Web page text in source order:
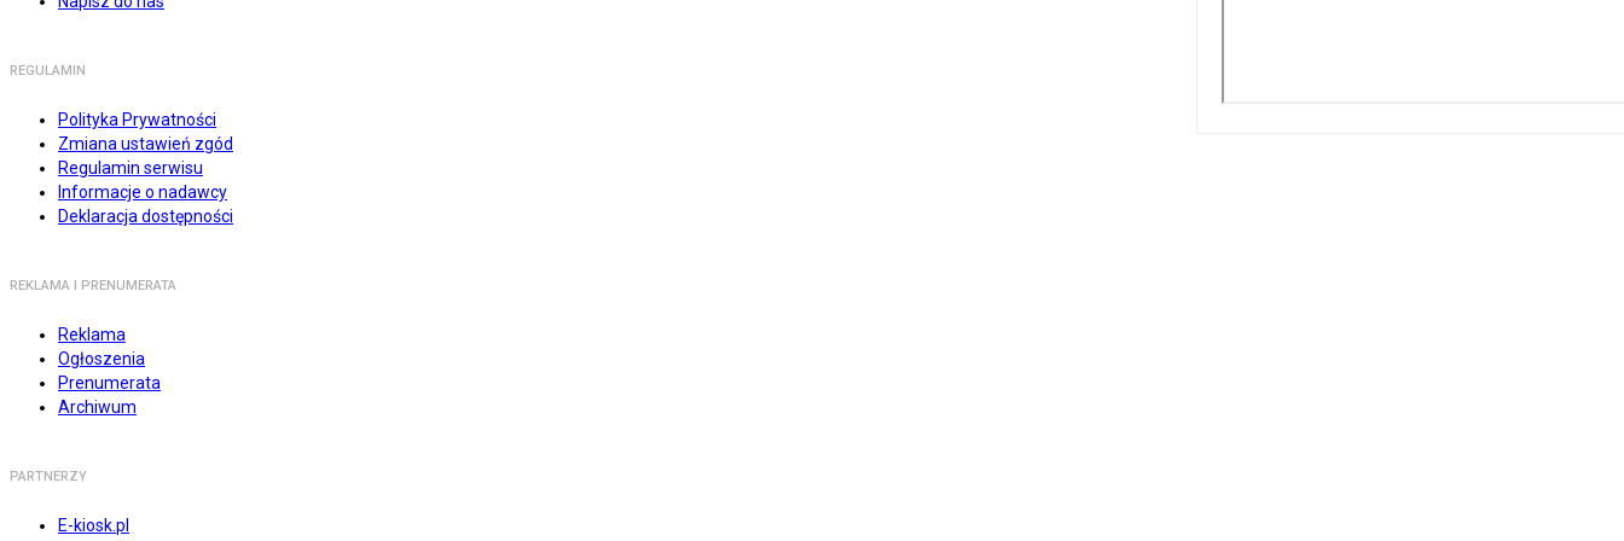
REGULAMIN
Polityka Prywatności
Zmiana ustawień zgód
Regulamin serwisu
Informacje o nadawcy
Deklaracja dostępności
REKLAMA I PRENUMERATA
Reklama
Ogłoszenia
Prenumerata
Archiwum
PARTNERZY
E-kiosk.pl